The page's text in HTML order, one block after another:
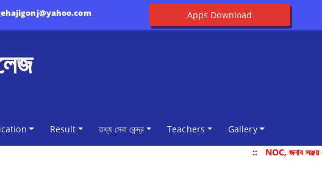
Apps Download
Result তথ্য সেবা কেন্দ্র Teachers
Gallery
:: NOC, জনাব সঞ্জয়